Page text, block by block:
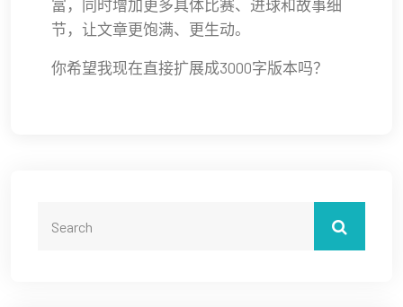
富，同时增加更多具体比赛、进球和故事细
节，让文章更饱满、更生动。
你希望我现在直接扩展成3000字版本吗？